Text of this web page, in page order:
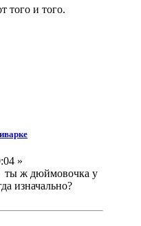
того и того.
»
ты ж дюймовочка у
изначально?